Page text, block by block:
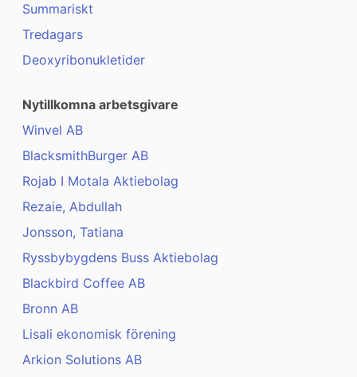
Summariskt
Tredagars
Deoxyribonukletider
Nytillkomna arbetsgivare
Winvel AB
BlacksmithBurger AB
Rojab I Motala Aktiebolag
Rezaie, Abdullah
Jonsson, Tatiana
Ryssbybygdens Buss Aktiebolag
Blackbird Coffee AB
Bronn AB
Lisali ekonomisk förening
Arkion Solutions AB